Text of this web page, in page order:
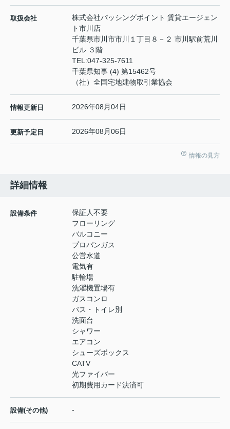
取扱会社
株式会社パッシングポイント 賃貸エージェン
ト市川店
千葉県市川市市川１丁目８－２ 市川駅前荒川
ビル ３階
TEL:047-325-7611
千葉県知事 (4) 第15462号
（社）全国宅地建物取引業協会
情報更新日 2026年08月04日
更新予定日 2026年08月06日
情報の見方
詳細情報
設備条件
保証人不要
フローリング
バルコニー
プロパンガス
公営水道
電気有
駐輪場
洗濯機置場有
ガスコンロ
バス・トイレ別
洗面台
シャワー
エアコン
シューズボックス
CATV
光ファイバー
初期費用カード決済可
設備(その他) -